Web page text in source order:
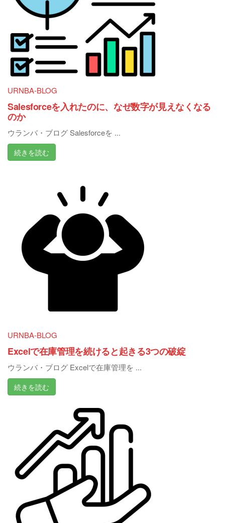
URNBA-BLOG
Salesforceを入れたのに、なぜ数字が見えなくなる
のか
ウランバ・ブログ Salesforceを ...
続きを読む
URNBA-BLOG
Excelで在庫管理を続けると起きる3つの破綻
ウランバ・ブログ Excelで在庫管理を ...
続きを読む